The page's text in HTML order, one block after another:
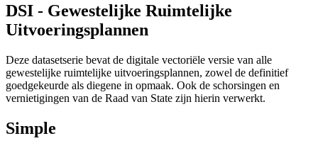
DSI - Gewestelijke Ruimtelijke
Uitvoeringsplannen
Deze datasetserie bevat de digitale vectoriële versie van alle
gewestelijke ruimtelijke uitvoeringsplannen, zowel de definitief
goedgekeurde als diegene in opmaak. Ook de schorsingen en
vernietigingen van de Raad van State zijn hierin verwerkt.
Simple